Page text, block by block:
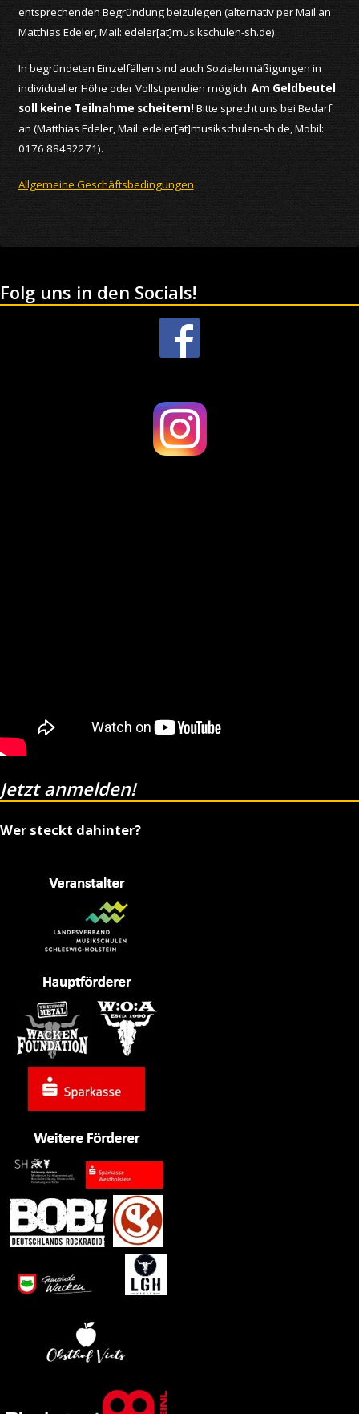
entsprechenden Begründung beizulegen (alternativ per Mail an
Matthias Edeler, Mail: edeler[at]musikschulen-sh.de).
In begründeten Einzelfällen sind auch Sozialermäßigungen in
individueller Höhe oder Vollstipendien möglich. Am Geldbeutel
soll keine Teilnahme scheitern! Bitte sprecht uns bei Bedarf
an (Matthias Edeler, Mail: edeler[at]musikschulen-sh.de, Mobil:
0176 88432271).
Allgemeine Geschäftsbedingungen
Folg uns in den Socials!
Jetzt anmelden!
Wer steckt dahinter?